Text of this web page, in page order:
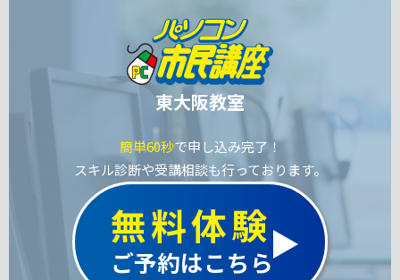
東大阪教室
簡単60秒で申し込み完了！
スキル診断や受講相談も行っております。
無料体験
ご予約はこちら